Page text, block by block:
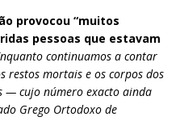
provocou “muitos
pessoas que estavam
continuamos a contar
restos mortais e os corpos dos
— cujo número exacto ainda
Grego Ortodoxo de